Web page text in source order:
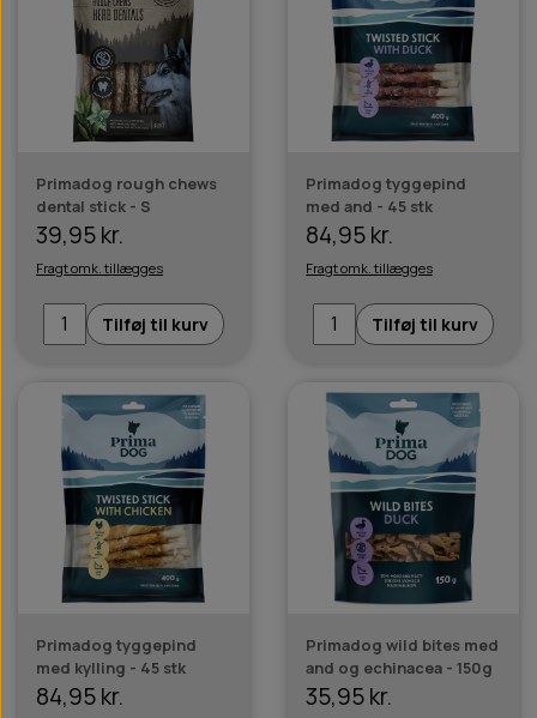
Primadog rough chews
dental stick - S
39,95 kr.
Fragt omk. tillægges
Tilføj til kurv
Primadog tyggepind
med and - 45 stk
84,95 kr.
Fragt omk. tillægges
Tilføj til kurv
Primadog tyggepind
med kylling - 45 stk
84,95 kr.
Primadog wild bites med
and og echinacea - 150g
35,95 kr.